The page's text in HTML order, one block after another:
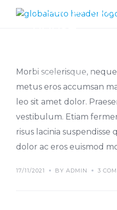
IDEAS TIPS
Tips for
Morbi scelerisque,
metus eros accumsan
leo sit amet dolor.
vestibulum. Etiam
risus lacinia suspendisse
dolor ac eros euismod
17/11/2021 BY ADMIN 3
Top home